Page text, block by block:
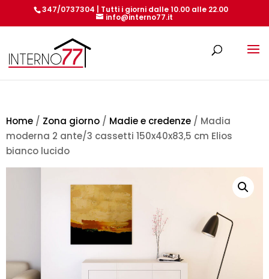
347/0737304 | Tutti i giorni dalle 10.00 alle 22.00
info@interno77.it
Home / Zona giorno / Madie e credenze / Madia
moderna 2 ante/3 cassetti 150x40x83,5 cm Elios
bianco lucido